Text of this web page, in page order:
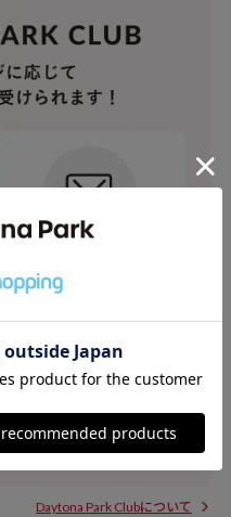
Daytona Park Clubについて